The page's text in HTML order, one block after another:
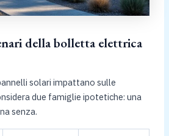
della bolletta elettrica
solari impattano sulle
due famiglie ipotetiche: una
senza.